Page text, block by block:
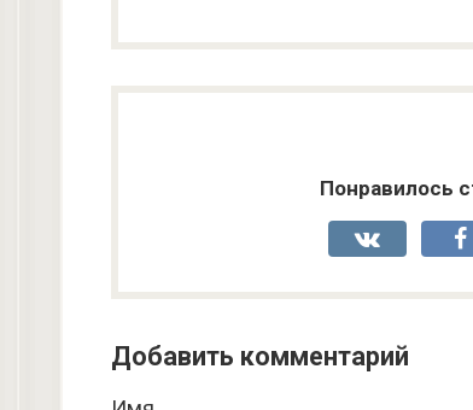
Понравилось
Добавить комментарий